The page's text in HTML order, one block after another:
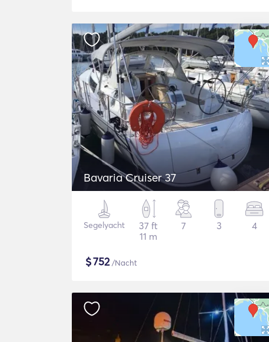
Bavaria Cruiser 37
Segelyacht
37 ft
11 m
7 3 4
$752/Nacht